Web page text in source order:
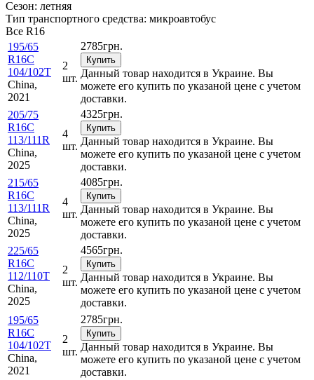
Сезон: летняя
Тип транспортного средства: микроавтобус
Все R16
195/65
R16C
104/102T
China,
2021
2
шт.
2785грн.
Купить
Данный товар находится в Украине. Вы
можете его купить по указаной цене с учетом
доставки.
205/75
R16C
113/111R
China,
2025
4
шт.
4325грн.
Купить
Данный товар находится в Украине. Вы
можете его купить по указаной цене с учетом
доставки.
215/65
R16C
113/111R
China,
2025
4
шт.
4085грн.
Купить
Данный товар находится в Украине. Вы
можете его купить по указаной цене с учетом
доставки.
225/65
R16C
112/110T
China,
2025
2
шт.
4565грн.
Купить
Данный товар находится в Украине. Вы
можете его купить по указаной цене с учетом
доставки.
195/65
R16C
104/102T
China,
2021
2
шт.
2785грн.
Купить
Данный товар находится в Украине. Вы
можете его купить по указаной цене с учетом
доставки.